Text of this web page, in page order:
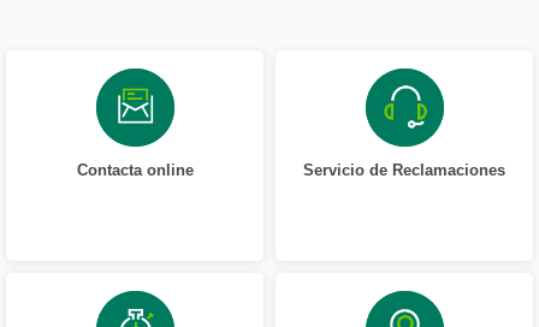
Contacta online Servicio de Reclamaciones